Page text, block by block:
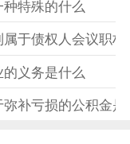
特殊的什么
于债权人会议职
义务是什么
补亏损的公积金是